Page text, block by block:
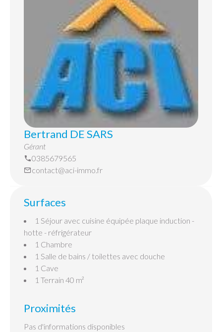
Bertrand DE SARS
Gérant
0385679565
contact@aci-immo.fr
Surfaces
1 Séjour avec cuisine équipée plaque induction -
hotte - réfrigérateur
1 Chambre
1 Salle de bains / toilettes avec douche
1 Cave
1 Terrain 40 m²
Proximités
Pas d'informations disponibles